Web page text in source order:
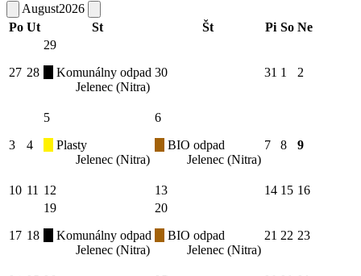
August2026
Po Ut St Št Pi So Ne
27 28
29
Komunálny odpad
Jelenec (Nitra)
30 31 1 2
3 4
5
Plasty
Jelenec (Nitra)
6
BIO odpad
Jelenec (Nitra)
7 8 9
10 11 12 13 14 15 16
17 18
19
Komunálny odpad
Jelenec (Nitra)
20
BIO odpad
Jelenec (Nitra)
21 22 23